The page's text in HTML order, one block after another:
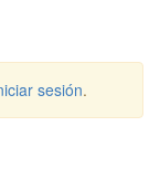
sesión.